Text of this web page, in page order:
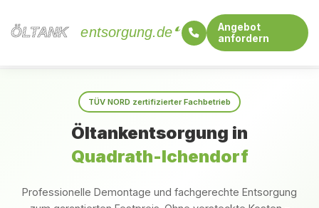
ÖLTANK
ÖLTANK entsorgung.de
Angebot
anfordern
TÜV NORD zertifizierter Fachbetrieb
Öltankentsorgung in
Quadrath-Ichendorf
Professionelle Demontage und fachgerechte Entsorgung